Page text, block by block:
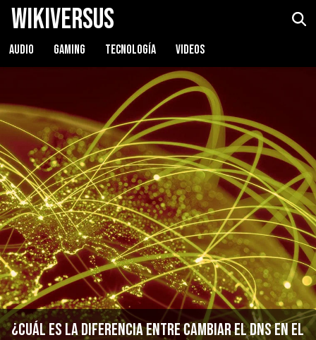
WikiVersus
AUDIO GAMING TECNOLOGÍA VIDEOS
¿Cuál es la diferencia entre cambiar el DNS en el